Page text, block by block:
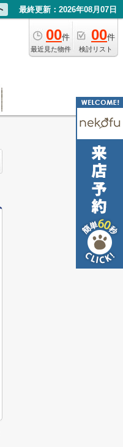
最終更新：2026年08月07日
00件
最近見た物件
00件
検討リスト